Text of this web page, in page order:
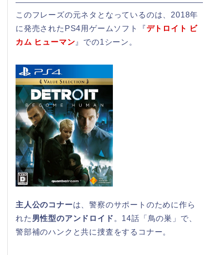
このフレーズの元ネタとなっているのは、2018年
に発売されたPS4用ゲームソフト『デトロイト ビ
カム ヒューマン 』での1シーン。
主人公のコナーは、警察のサポートのために作ら
れた 男性型のアンドロイド 。14話「鳥の巣」で、
警部補のハンクと共に捜査をするコナー。